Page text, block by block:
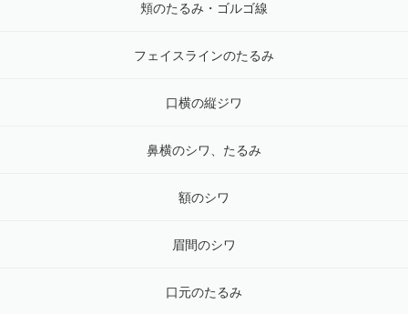
頬のたるみ・ゴルゴ線
フェイスラインのたるみ
口横の縦ジワ
鼻横のシワ、たるみ
額のシワ
眉間のシワ
口元のたるみ